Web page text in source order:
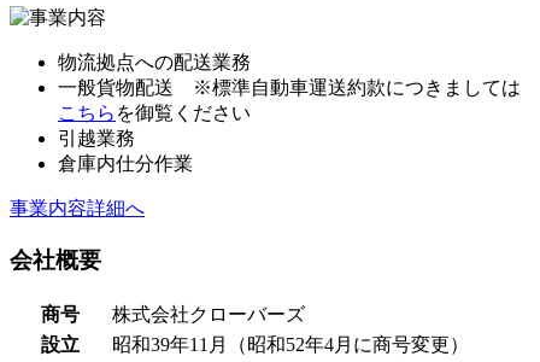
物流拠点への配送業務
一般貨物配送 ※標準自動車運送約款につきましては
こちら を御覧ください
引越業務
倉庫内仕分作業
事業内容詳細へ
会社概要
商号
株式会社クローバーズ
設立
昭和39年11月（昭和52年4月に商号変更）